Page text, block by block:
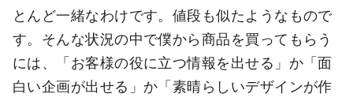
とんど一緒なわけです。値段も似たようなもので
す。そんな状況の中で僕から商品を買ってもらう
には、「お客様の役に立つ情報を出せる」か「面
白い企画が出せる」か「素晴らしいデザインが作